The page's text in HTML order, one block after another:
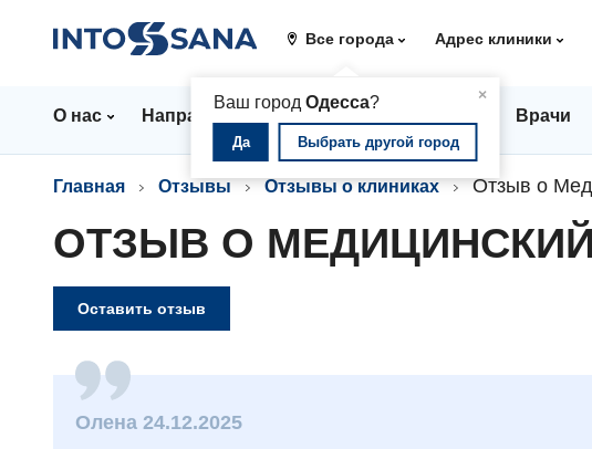
Все города
×
Ваш город Одесса?
Да Выбрать другой город
Адрес клиники
О нас Направления Стационар Врачи
Главная Отзывы Отзывы о клиниках Отзыв о
ОТЗЫВ О
Оставить отзыв
Олена 24.12.2025